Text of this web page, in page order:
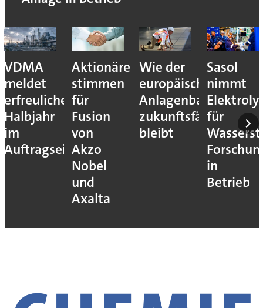
VDMA
meldet
erfreuliches
Halbjahr
im
Auftragseingang
Aktionäre
stimmen
für
Fusion
von
Akzo
Nobel
und
Axalta
Wie der
europäische
Anlagenbau
zukunftsfähig
bleibt
Sasol
nimmt
für
in
Betrieb